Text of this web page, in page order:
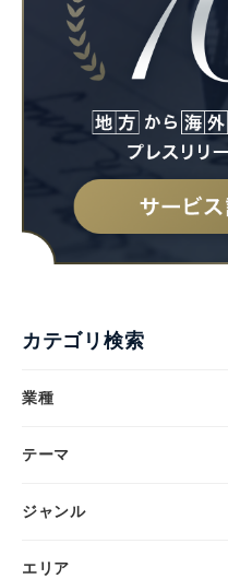
カテゴリ検索
業種
テーマ
ジャンル
エリア